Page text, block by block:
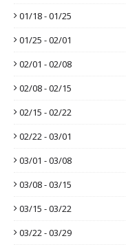
01/18 - 01/25
01/25 - 02/01
02/01 - 02/08
02/08 - 02/15
02/15 - 02/22
02/22 - 03/01
03/01 - 03/08
03/08 - 03/15
03/15 - 03/22
03/22 - 03/29